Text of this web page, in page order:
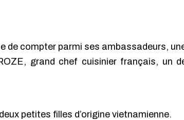
de compter parmi ses ambassadeurs,
grand chef cuisinier français, un
petites filles d’origine vietnamienne.